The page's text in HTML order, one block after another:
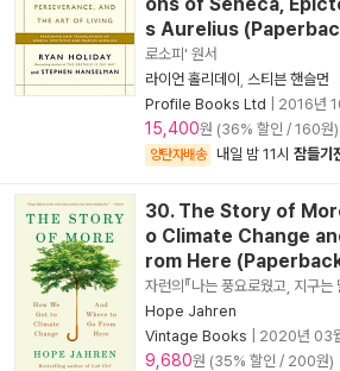
s Aurelius
로소피' 원서
라이언 홀리데이
스티븐 핸슬먼
Profile Books Ltd
2016년
15,400원 (36% 할인 / 160원)
양탄자배송 내일 밤 11시 잠들기
30. The Story of
o Climate Change
rom Here
자런의『나는 풍요로웠고, 지구는
Hope Jahren
Vintage Books
2020년 03
9,680원 (35% 할인 / 200원)